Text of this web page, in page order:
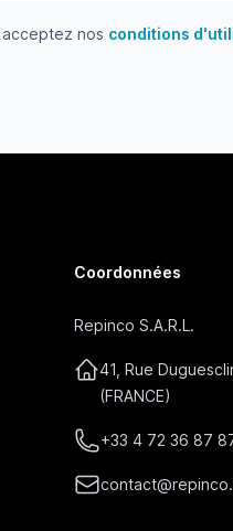
nos conditions
nos conditions
Coordonnées
Repinco S.A.R.L.
41, Rue
(FRANCE)
+33 4 72 36 87